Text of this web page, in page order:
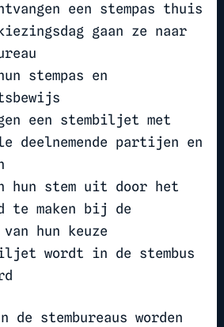
een stempas thuis
gaan ze naar
stempas en
een stembiljet met
deelnemende partijen en
hun stem uit door het
te maken bij de
hun keuze
wordt in de stembus
stembureaus worden